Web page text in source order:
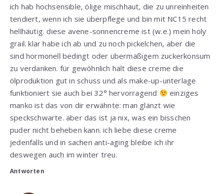
ich hab hochsensible, ölige mischhaut, die zu unreinheiten
tendiert, wenn ich sie überpflege und bin mit NC15 recht
hellhäutig. diese avene-sonnencreme ist (w.e.) mein holy
grail. klar habe ich ab und zu noch pickelchen, aber die
sind hormonell bedingt oder übermäßigem zuckerkonsum
zu verdanken. für gewöhnlich hält diese creme die
ölproduktion gut in schuss und als make-up-unterlage
funktioniert sie auch bei 32° hervorragend
einziges
manko ist das von dir erwähnte: man glänzt wie
speckschwarte. aber das ist ja nix, was ein bisschen
puder nicht beheben kann. ich liebe diese creme
jedenfalls und in sachen anti-aging bleibe ich ihr
deswegen auch im winter treu.
Antworten